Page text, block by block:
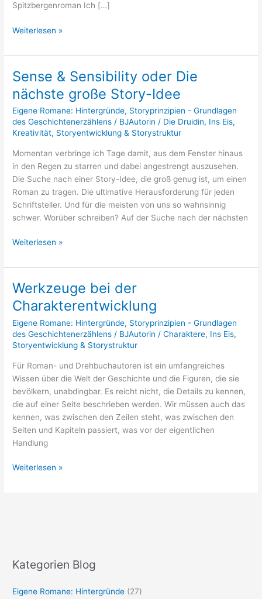
Spitzbergenroman Ich […]
Weiterlesen »
Sense & Sensibility oder Die
nächste große Story-Idee
Eigene Romane: Hintergründe, Storyprinzipien - Grundlagen
des Geschichtenerzählens / BJAutorin/ Die Druidin, Ins Eis,
Kreativität, Storyentwicklung & Storystruktur
Momentan verbringe ich Tage damit, aus dem Fenster hinaus
in den Regen zu starren und dabei angestrengt auszusehen.
Die Suche nach einer Story-Idee, die groß genug ist, um einen
Roman zu tragen. Die ultimative Herausforderung für jeden
Schriftsteller. Und für die meisten von uns so wahnsinnig
schwer. Worüber schreiben? Auf der Suche nach der nächsten
Sense
Sensibility
oder
Die
nächste
große
Story-
Idee
Weiterlesen »
Werkzeuge bei der
Charakterentwicklung
Eigene Romane: Hintergründe, Storyprinzipien - Grundlagen
des Geschichtenerzählens / BJAutorin /Charaktere, Ins Eis,
Storyentwicklung & Storystruktur
Für Roman- und Drehbuchautoren ist ein umfangreiches
Wissen über die Welt der Geschichte und die Figuren, die sie
bevölkern, unabdingbar. Es reicht nicht, die Details zu kennen,
die auf einer Seite beschrieben werden. Wir müssen auch das
kennen, was zwischen den Zeilen steht, was zwischen den
Seiten und Kapiteln passiert, was vor der eigentlichen
Handlung
Werkzeuge
bei
der
Charakterentwicklung
Weiterlesen »
Kategorien Blog
Eigene Romane: Hintergründe (27)